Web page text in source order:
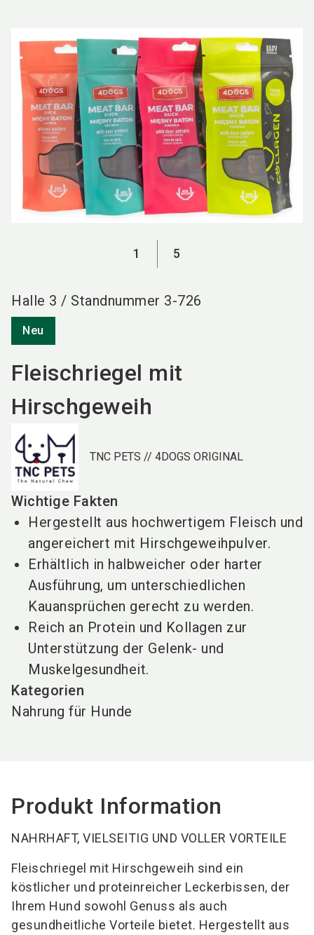
search
1 5
Halle 3 / Standnummer 3-726
Neu
Fleischriegel mit
Hirschgeweih
TNC PETS // 4DOGS ORIGINAL
Wichtige Fakten
Hergestellt aus hochwertigem Fleisch und
angereichert mit Hirschgeweihpulver.
Erhältlich in halbweicher oder harter
Ausführung, um unterschiedlichen
Kauansprüchen gerecht zu werden.
Reich an Protein und Kollagen zur
Unterstützung der Gelenk- und
Muskelgesundheit.
Kategorien
Nahrung für Hunde
Produkt Information
NAHRHAFT, VIELSEITIG UND VOLLER VORTEILE
Fleischriegel mit Hirschgeweih sind ein
köstlicher und proteinreicher Leckerbissen, der
Ihrem Hund sowohl Genuss als auch
gesundheitliche Vorteile bietet. Hergestellt aus